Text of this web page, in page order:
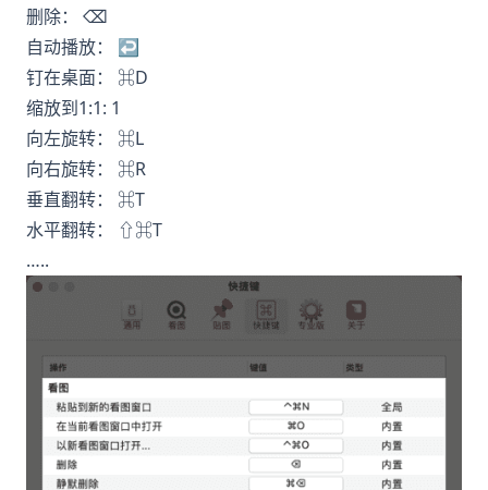
删除： ⌫
自动播放： ↩
钉在桌面： ⌘D
缩放到1:1: 1
向左旋转： ⌘L
向右旋转： ⌘R
垂直翻转： ⌘T
水平翻转： ⇧⌘T
…..